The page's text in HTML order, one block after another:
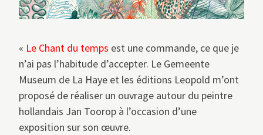
« Le Chant du temps est une commande, ce que je
n’ai pas l’habitude d’accepter. Le Gemeente
Museum de La Haye et les éditions Leopold m’ont
proposé de réaliser un ouvrage autour du peintre
hollandais Jan Toorop à l’occasion d’une
exposition sur son œuvre.